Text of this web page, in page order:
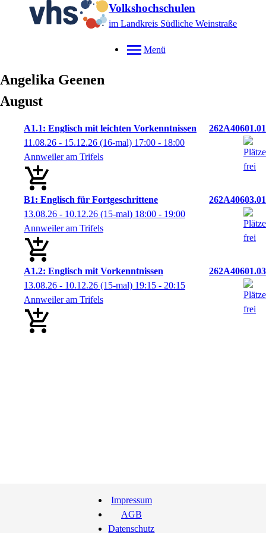
Volkshochschulen
im Landkreis Südliche Weinstraße
Menü
Angelika Geenen
August
A1.1: Englisch mit leichten Vorkenntnissen
262A40601.01
11.08.26 - 15.12.26 (16-mal) 17:00 - 18:00
Annweiler am Trifels
B1: Englisch für Fortgeschrittene
262A40603.01
13.08.26 - 10.12.26 (15-mal) 18:00 - 19:00
Annweiler am Trifels
A1.2: Englisch mit Vorkenntnissen
262A40601.03
13.08.26 - 10.12.26 (15-mal) 19:15 - 20:15
Annweiler am Trifels
Impressum
AGB
Datenschutz